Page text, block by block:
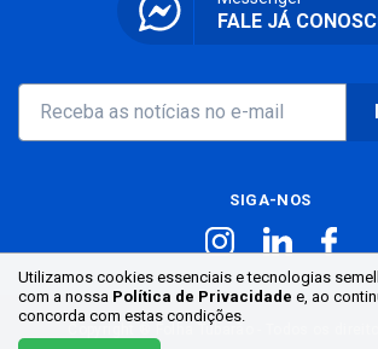
Utilizamos cookies essenciais e tecnologias
com a nossa Política de Privacidade e, ao
concorda com estas condições.
FALE JÁ
SIGA-NOS
Copyright ® Folha Tubarão - Todos os